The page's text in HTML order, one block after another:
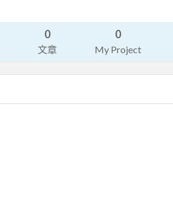
0
文章
0
My Project